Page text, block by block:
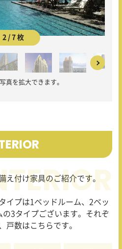
2 / 7 枚
真を拡大できます。
え付け家具のご紹介です。
イプは1 ベッドルーム、 2ベッ
の3タイプございます。それぞ
戸数はこちらです。